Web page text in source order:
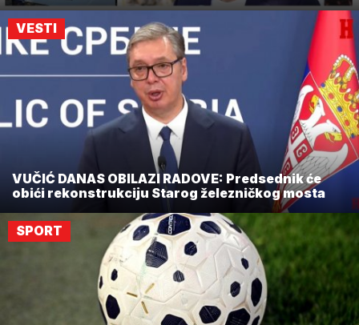
VESTI
VUČIĆ DANAS OBILAZI RADOVE: Predsednik će
obići rekonstrukciju Starog železničkog mosta
SPORT